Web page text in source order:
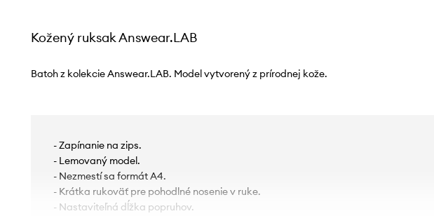
Kožený ruksak Answear.LAB
Batoh z kolekcie Answear.LAB. Model vytvorený z prírodnej kože.
- Zapínanie na zips.
- Lemovaný model.
- Nezmestí sa formát A4.
- Krátka rukoväť pre pohodlné nosenie v ruke.
- Nastaviteľná dĺžka popruhov.